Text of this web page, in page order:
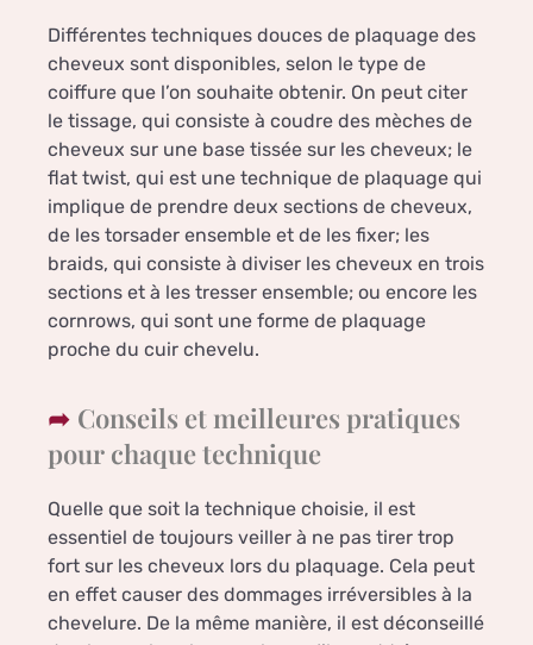
Différentes techniques douces de plaquage des
cheveux sont disponibles, selon le type de
coiffure que l’on souhaite obtenir. On peut citer
le tissage, qui consiste à coudre des mèches de
cheveux sur une base tissée sur les cheveux; le
flat twist, qui est une technique de plaquage qui
implique de prendre deux sections de cheveux,
de les torsader ensemble et de les fixer; les
braids, qui consiste à diviser les cheveux en trois
sections et à les tresser ensemble; ou encore les
cornrows, qui sont une forme de plaquage
proche du cuir chevelu.
Conseils et meilleures pratiques
pour chaque technique
Quelle que soit la technique choisie, il est
essentiel de toujours veiller à ne pas tirer trop
fort sur les cheveux lors du plaquage. Cela peut
en effet causer des dommages irréversibles à la
chevelure. De la même manière, il est déconseillé